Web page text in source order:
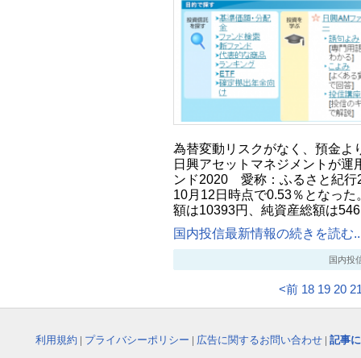
為替変動リスクがなく、預金よ
日興アセットマネジメントが運
ンド2020 愛称：ふるさと紀行
10月12日時点で0.53％となっ
額は10393円、純資産総額は
国内投信最新情報の続きを読む
国内投
<前 18 19 20
利用規約 | プライバシーポリシー | 広告に関するお問い合わせ | 記事